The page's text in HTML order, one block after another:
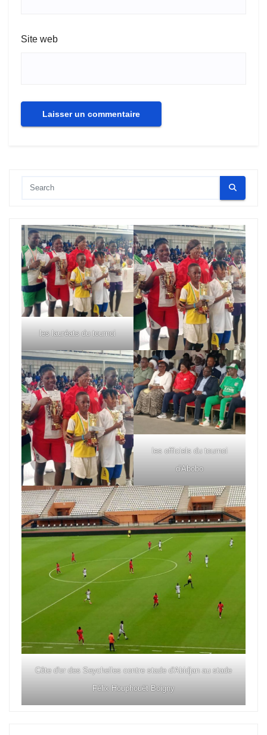
Site web
les lauréats du tournoi
les officiels du tournoi
d'Abobo
Côte d'or des Seychelles contre stade d'Abidjan au stade
Félix Houphouët Boigny